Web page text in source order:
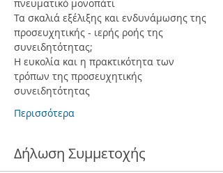
πνευματικό μονοπάτι
Τα σκαλιά εξέλιξης και ενδυνάμωσης της
προσευχητικής - ιερής ροής της
συνειδητότητας;
Η ευκολία και η πρακτικότητα των
τρόπων της προσευχητικής
συνειδητότητας
Περισσότερα
Δήλωση Συμμετοχής